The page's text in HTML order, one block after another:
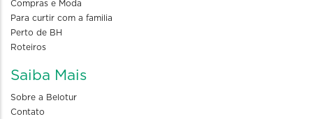
Compras e Moda
Para curtir com a familia
Perto de BH
Roteiros
Saiba Mais
Sobre a Belotur
Contato